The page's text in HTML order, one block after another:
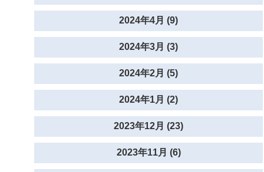
2024年4月 (9)
2024年3月 (3)
2024年2月 (5)
2024年1月 (2)
2023年12月 (23)
2023年11月 (6)